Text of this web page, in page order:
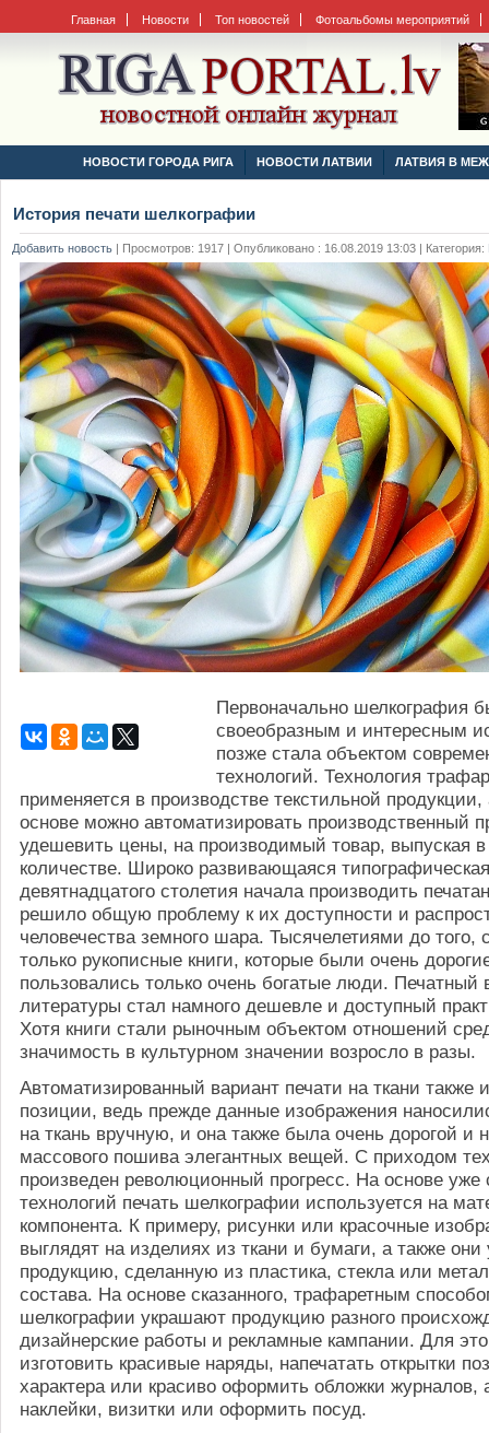
Главная Новости Топ новостей Фотоальбомы мероприятий
НОВОСТИ ГОРОДА РИГА НОВОСТИ ЛАТВИИ ЛАТВИЯ В
История печати шелкографии
Добавить новость | Просмотров: 1917 | Опубликовано : 16.08.2019 13:03 | Категория:
Первоначально шелкография
своеобразным и интересным
позже стала объектом
технологий. Технология
применяется в производстве текстильной продукции,
основе можно автоматизировать производственный
удешевить цены, на производимый товар, выпуская
количестве. Широко развивающаяся
девятнадцатого столетия начала производить
решило общую проблему к их доступности и
человечества земного шара. Тысячелетиями до того,
только рукописные книги, которые были очень
пользовались только очень богатые люди. Печатный
литературы стал намного дешевле и доступный
Хотя книги стали рыночным объектом отношений
значимость в культурном значении возросло в разы.
Автоматизированный вариант печати на ткани также
позиции, ведь прежде данные изображения
на ткань вручную, и она также была очень дорогой и
массового пошива элегантных вещей. С приходом
произведен революционный прогресс. На основе уже
технологий печать шелкографии используется на
компонента. К примеру, рисунки или красочные
выглядят на изделиях из ткани и бумаги, а также
продукцию, сделанную из пластика, стекла или
состава. На основе сказанного, трафаретным
шелкографии украшают продукцию разного
дизайнерские работы и рекламные кампании. Для
изготовить красивые наряды, напечатать открытки
характера или красиво оформить обложки журналов,
наклейки, визитки или оформить посуд.